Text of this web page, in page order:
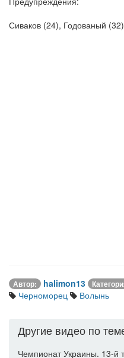
Сиваков (24), Годованый
Автор: halimon13
Черноморец
Волынь
Другие видео по
Чемпионат Украины. 13-й